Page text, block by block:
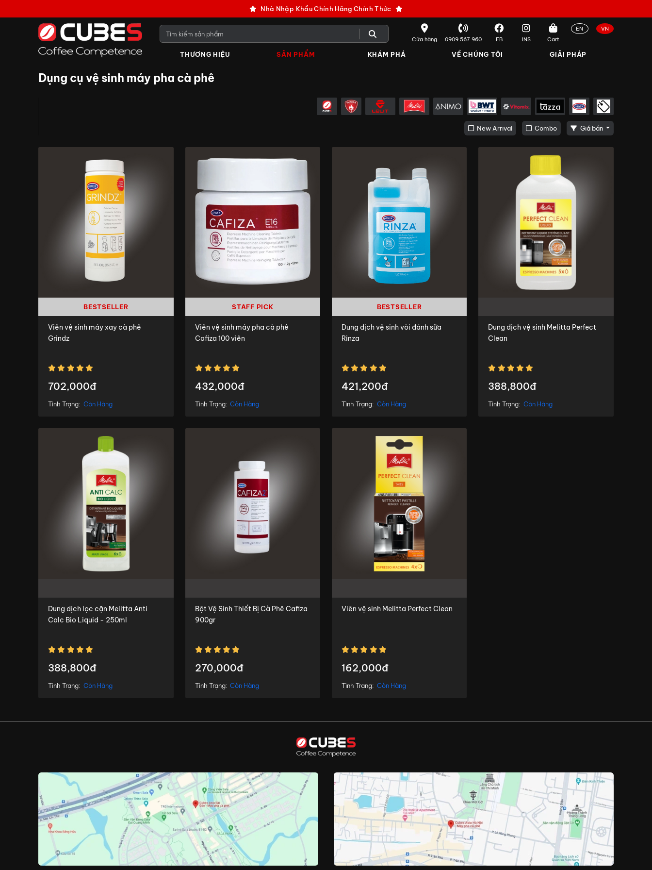
Nhà Nhập Khẩu Chính Hãng Chính Thức
Cửa hàng 0909 567 960 FB INS Cart
EN VN
THƯƠNG HIỆU SẢN PHẨM KHÁM PHÁ VỀ CHÚNG TÔI GIẢI PHÁP
Dụng cụ vệ sinh máy pha cà phê
New Arrival Combo Giá bán
BESTSELLER
Viên vệ sinh máy xay cà phê
Grindz
702,000đ
Tình Trạng: Còn Hàng
STAFF PICK
Viên vệ sinh máy pha cà phê
Cafiza 100 viên
432,000đ
Tình Trạng: Còn Hàng
BESTSELLER
Dung dịch vệ sinh vòi đánh sữa
Rinza
421,200đ
Tình Trạng: Còn Hàng
Dung dịch vệ sinh Melitta Perfect
Clean
388,800đ
Tình Trạng: Còn Hàng
Dung dịch lọc cặn Melitta Anti
Calc Bio Liquid - 250ml
388,800đ
Tình Trạng: Còn Hàng
Bột Vệ Sinh Thiết Bị Cà Phê Cafiza
900gr
270,000đ
Tình Trạng: Còn Hàng
Viên vệ sinh Melitta Perfect Clean
162,000đ
Tình Trạng: Còn Hàng